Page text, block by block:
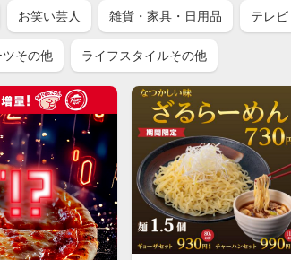
お笑い芸人 雑貨・家具・日用品 テレビ
ツその他 ライフスタイルその他